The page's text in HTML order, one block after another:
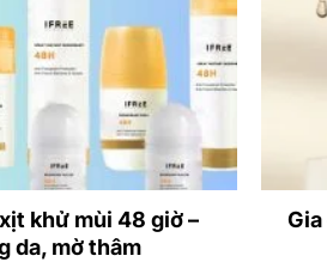
hôi tác động kép được các
mùi cơ thể, đồng thời giúp giảm
tay, giúp dưỡng sáng và giảm
các tác hại của môi trường,
khử mùi 48 giờ –
da, mờ thâm